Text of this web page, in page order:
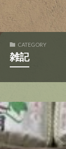
CATEGORY
雑記